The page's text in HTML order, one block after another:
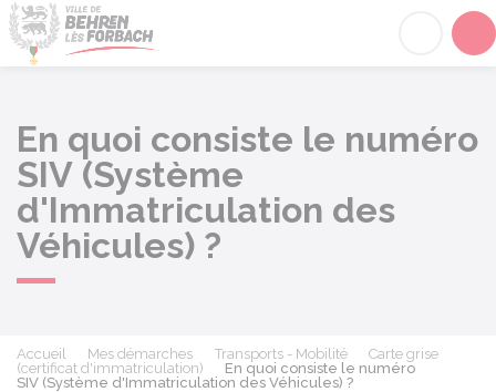
En quoi consiste le numéro
SIV (Système
d'Immatriculation des
Véhicules) ?
Accueil Mes démarches Transports - Mobilité
Carte grise
(certificat d'immatriculation)
En quoi consiste le numéro
SIV (Système d'Immatriculation des Véhicules) ?